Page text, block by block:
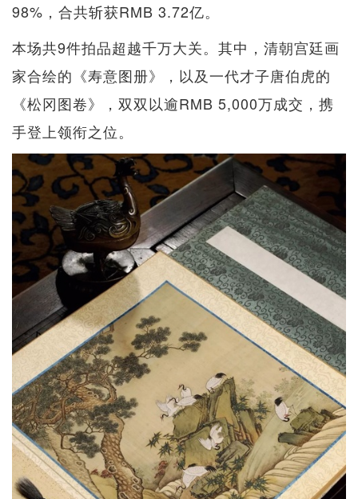
98%，合共斩获RMB 3.72亿。
本场共9件拍品超越千万大关。其中，清朝宫廷画
家合绘的《寿意图册》，以及一代才子唐伯虎的
《松冈图卷》，双双以逾RMB 5,000万成交，携
手登上领衔之位。